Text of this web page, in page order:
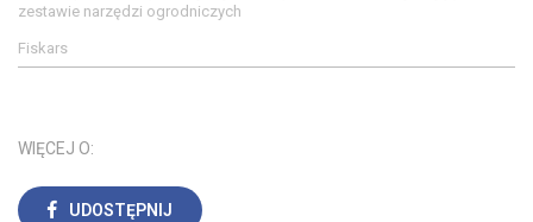
zestawie narzędzi ogrodniczych
Fiskars
WIĘCEJ O:
UDOSTĘPNIJ